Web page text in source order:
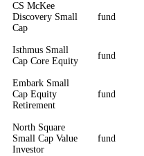
CS McKee
Discovery Small
Cap
fund
Isthmus Small
Cap Core Equity
fund
Embark Small
Cap Equity
Retirement
fund
North Square
Small Cap Value
Investor
fund